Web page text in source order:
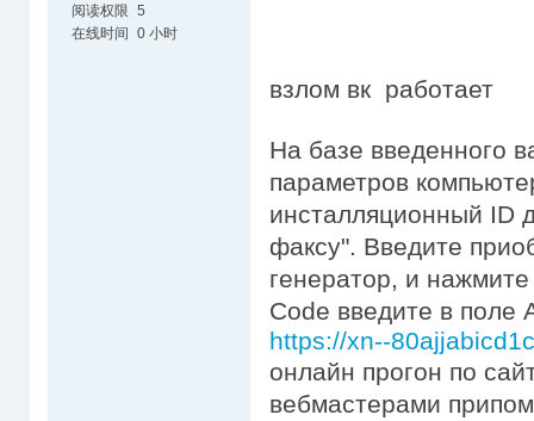
阅读权限 5
在线时间 0 小时
взлом вк работает
На базе введенного
параметров
инсталляционный ID
факсу". Введите
генератор, и
Code введите в поле
https://xn--
онлайн прогон по
вебмастерами